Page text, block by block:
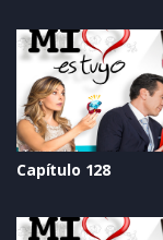
Capítulo 128